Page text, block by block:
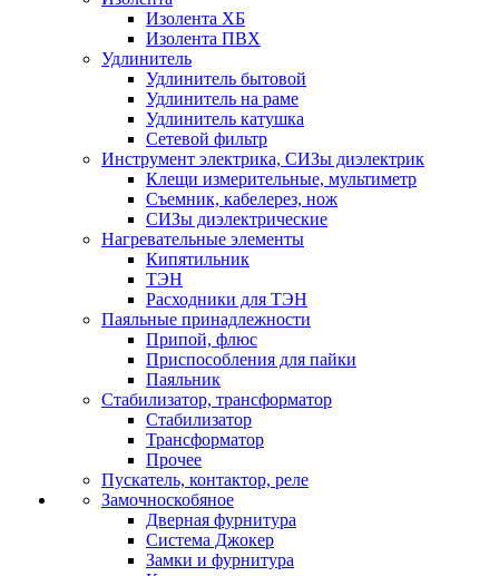
Изолента ХБ
Изолента ПВХ
Удлинитель
Удлинитель бытовой
Удлинитель на раме
Удлинитель катушка
Сетевой фильтр
Инструмент электрика, СИЗы диэлектрик
Клещи измерительные, мультиметр
Съемник, кабелерез, нож
СИЗы диэлектрические
Нагревательные элементы
Кипятильник
ТЭН
Расходники для ТЭН
Паяльные принадлежности
Припой, флюс
Приспособления для пайки
Паяльник
Стабилизатор, трансформатор
Стабилизатор
Трансформатор
Прочее
Пускатель, контактор, реле
Замочноскобяное
Дверная фурнитура
Система Джокер
Замки и фурнитура